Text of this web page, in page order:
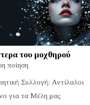
του μοχθηρού
ποίηση
Συλλογή: Αντίλαλοι
για τα Μέλη μας